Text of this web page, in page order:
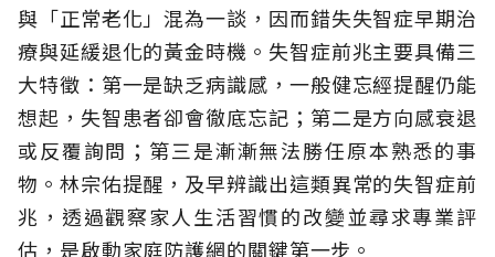
與「正常老化」混為一談，因而錯失失智症早期治
療與延緩退化的黃金時機。失智症前兆主要具備三
大特徵：第一是缺乏病識感，一般健忘經提醒仍能
想起，失智患者卻會徹底忘記；第二是方向感衰退
或反覆詢問；第三是漸漸無法勝任原本熟悉的事
物。林宗佑提醒，及早辨識出這類異常的失智症前
兆，透過觀察家人生活習慣的改變並尋求專業評
估，是啟動家庭防護網的關鍵第一步。